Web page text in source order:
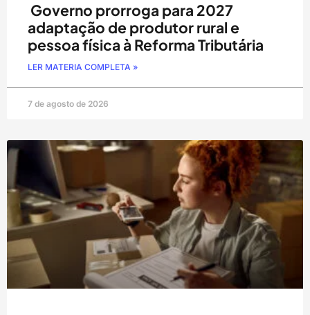
Governo prorroga para 2027
adaptação de produtor rural e
pessoa física à Reforma Tributária
LER MATERIA COMPLETA »
7 de agosto de 2026